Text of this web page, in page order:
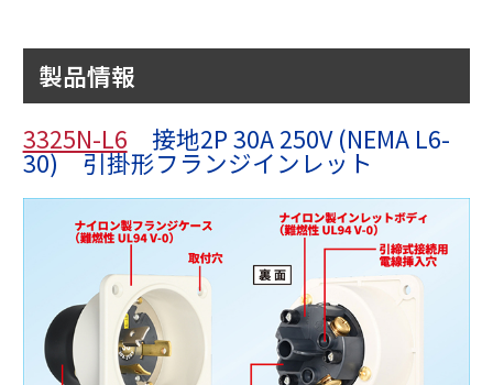
製品情報
3325N-L6 接地2P 30A 250V (NEMA L6-
30) 引掛形フランジインレット